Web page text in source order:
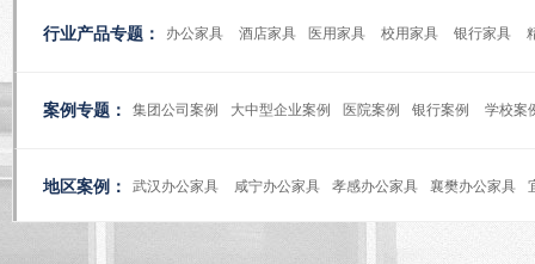
行业产品专题： 办公家具 酒店家具 医用家具 校用家具 银行家具
案例专题： 集团公司案例 大中型企业案例 医院案例 银行案例 学校
地区案例： 武汉办公家具 咸宁办公家具 孝感办公家具 襄樊办公家具